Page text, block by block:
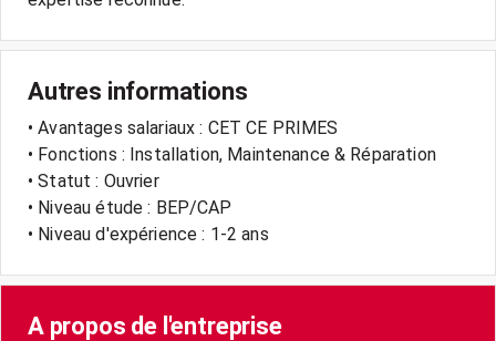
Autres informations
• Avantages salariaux : CET CE PRIMES
• Fonctions : Installation, Maintenance & Réparation
• Statut : Ouvrier
• Niveau étude : BEP/CAP
• Niveau d'expérience : 1-2 ans
A propos de l'entreprise